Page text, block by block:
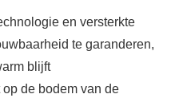
en versterkte
te garanderen,
blijft
de bodem van de